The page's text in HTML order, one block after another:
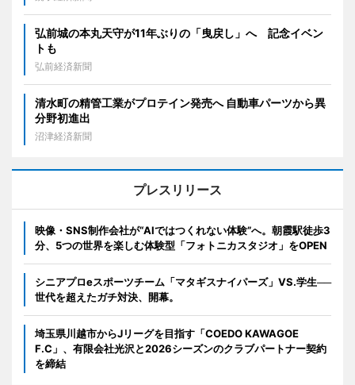
弘前城の本丸天守が11年ぶりの「曳戻し」へ 記念イベン
トも
弘前経済新聞
清水町の精管工業がプロテイン発売へ 自動車パーツから異
分野初進出
沼津経済新聞
プレスリリース
映像・SNS制作会社が“AIではつくれない体験”へ。朝霞駅徒歩3
分、5つの世界を楽しむ体験型「フォトニカスタジオ」をOPEN
シニアプロeスポーツチーム「マタギスナイパーズ」VS.学生──
世代を超えたガチ対決、開幕。
埼玉県川越市からJリーグを目指す「COEDO KAWAGOE
F.C」、有限会社光沢と2026シーズンのクラブパートナー契約
を締結